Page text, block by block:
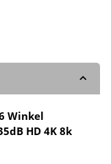
Winkel
HD 4K 8k